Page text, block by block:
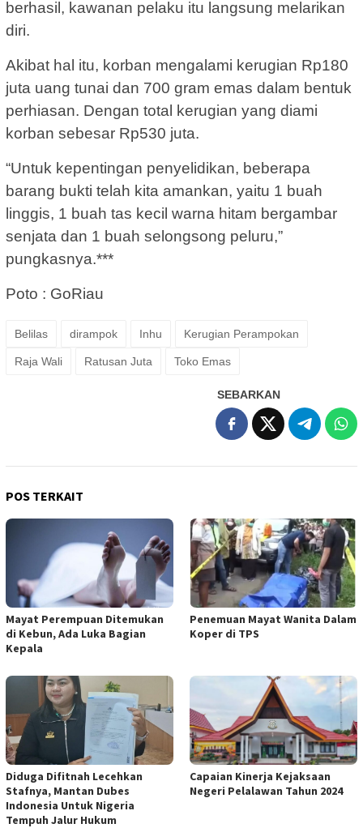
berhasil, kawanan pelaku itu langsung melarikan
diri.
Akibat hal itu, korban mengalami kerugian Rp180
juta uang tunai dan 700 gram emas dalam bentuk
perhiasan. Dengan total kerugian yang diami
korban sebesar Rp530 juta.
“Untuk kepentingan penyelidikan, beberapa
barang bukti telah kita amankan, yaitu 1 buah
linggis, 1 buah tas kecil warna hitam bergambar
senjata dan 1 buah selongsong peluru,”
pungkasnya.***
Poto : GoRiau
Belilas dirampok Inhu Kerugian Perampokan
Raja Wali Ratusan Juta Toko Emas
SEBARKAN
POS TERKAIT
Mayat Perempuan Ditemukan
di Kebun, Ada Luka Bagian
Kepala
Penemuan Mayat Wanita Dalam
Koper di TPS
Diduga Difitnah Lecehkan
Stafnya, Mantan Dubes
Indonesia Untuk Nigeria
Tempuh Jalur Hukum
Capaian Kinerja Kejaksaan
Negeri Pelalawan Tahun 2024